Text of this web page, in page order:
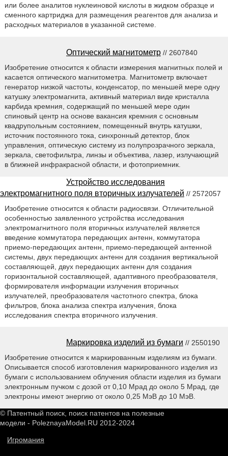
или более аналитов нуклеиновой кислоты в жидком образце и
сменного картриджа для размещения реагентов для анализа и
расходных материалов в указанной системе.
Оптический магнитометр // 2607840
Изобретение относится к области измерения магнитных полей и
касается оптического магнитометра. Магнитометр включает
генератор низкой частоты, конденсатор, по меньшей мере одну
катушку электромагнита, активный материал виде кристалла
карбида кремния, содержащий по меньшей мере один
спиновый центр на основе вакансия кремния с основным
квадрупольным состоянием, помещенный внутрь катушки,
источник постоянного тока, синхронный детектор, блок
управления, оптическую систему из полупрозрачного зеркала,
зеркала, светофильтра, линзы и объектива, лазер, излучающий
в ближней инфракрасной области, и фотоприемник.
Устройство исследования
электромагнитного поля вторичных излучателей // 2572057
Изобретение относится к области радиосвязи. Отличительной
особенностью заявленного устройства исследования
электромагнитного поля вторичных излучателей является
введение коммутатора передающих антенн, коммутатора
приемо-передающих антенн, приемо-передающей антенной
системы, двух передающих антенн для создания вертикальной
составляющей, двух передающих антенн для создания
горизонтальной составляющей, адаптивного преобразователя,
формирователя информации излучения вторичных
излучателей, преобразователя частотного спектра, блока
фильтров, блока анализа спектра излучения, блока
исследования спектра вторичного излучения.
Маркировка изделий из бумаги // 2550190
Изобретение относится к маркированным изделиям из бумаги.
Описывается способ изготовления маркированного изделия из
бумаги с использованием облучения области изделия из бумаги
электронным пучком с дозой от 0,10 Мрад до около 5 Мрад, где
электроны имеют энергию от около 0,25 МэВ до 10 МэВ.
© Патентный поиск, поиск патентов на полезные
модели - PoleznayaModel.RU 2012-2024
Игромания